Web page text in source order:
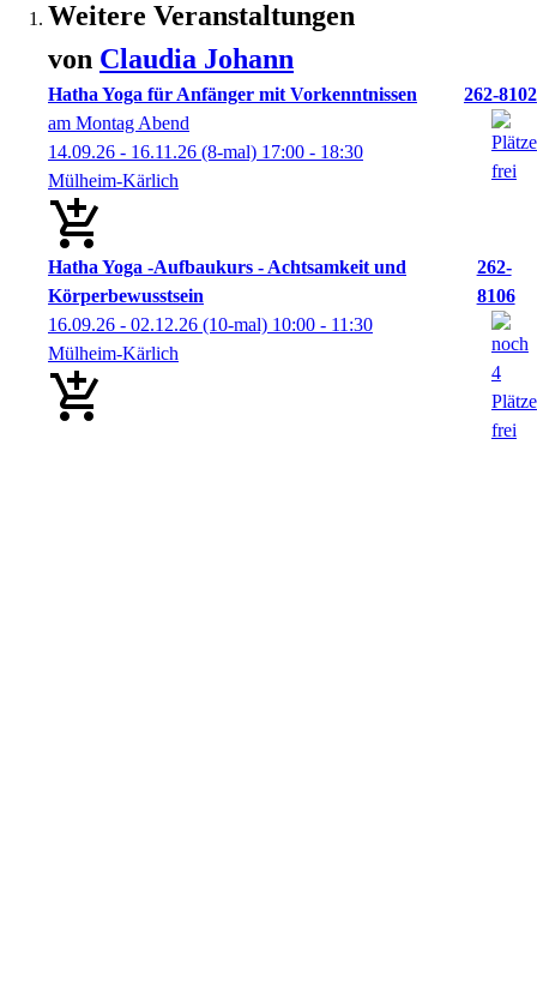
Weitere Veranstaltungen
von Claudia Johann
Hatha Yoga für Anfänger mit Vorkenntnissen
262-8102
am Montag Abend
14.09.26 - 16.11.26 (8-mal) 17:00 - 18:30
Mülheim-Kärlich
Hatha Yoga -Aufbaukurs - Achtsamkeit und
Körperbewusstsein
262-
8106
16.09.26 - 02.12.26 (10-mal) 10:00 - 11:30
Mülheim-Kärlich